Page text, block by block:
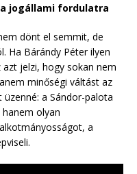
jogállami fordulatra
dönt el semmit, de
Ha Bárándy Péter ilyen
jelzi, hogy sokan nem
minőségi váltást az
a Sándor-palota
olyan
a